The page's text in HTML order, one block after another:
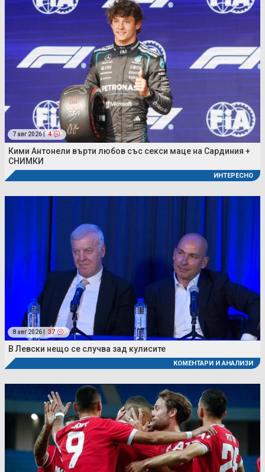
7 авг 2026 | 4
Кими Антонели върти любов със секси маце на Сардиния +
СНИМКИ
ИНТЕРЕСНО
8 авг 2026 | 37
В Левски нещо се случва зад кулисите
КОМЕНТАРИ И АНАЛИЗИ